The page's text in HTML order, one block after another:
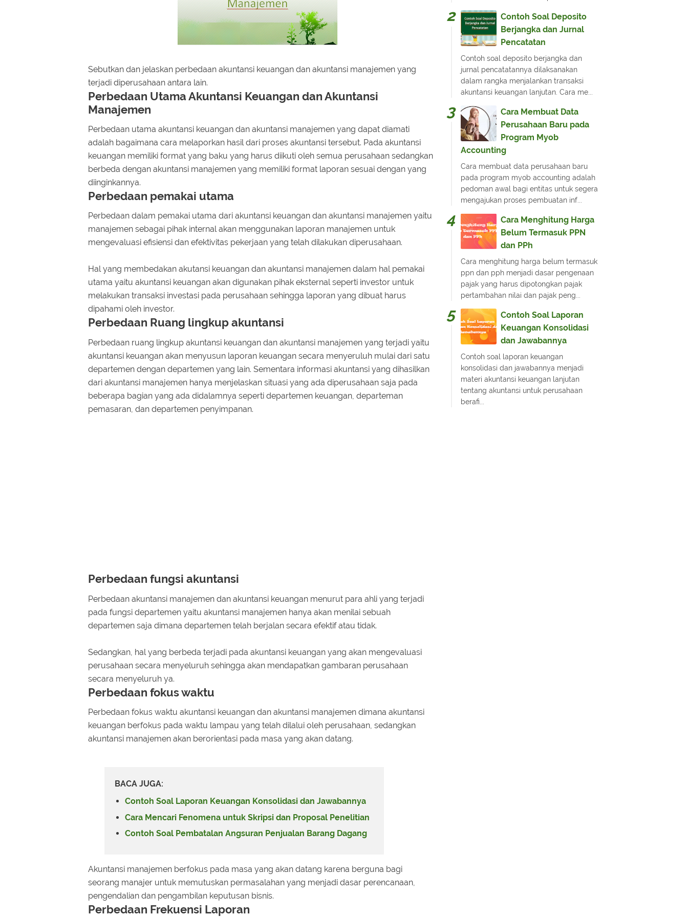
Sebutkan dan jelaskan perbedaan akuntansi keuangan dan akuntansi manajemen yang
terjadi diperusahaan antara lain.
Perbedaan Utama Akuntansi Keuangan dan Akuntansi
Manajemen
Perbedaan utama akuntansi keuangan dan akuntansi manajemen yang dapat diamati
adalah bagaimana cara melaporkan hasil dari proses akuntansi tersebut. Pada akuntansi
keuangan memiliki format yang baku yang harus diikuti oleh semua perusahaan sedangkan
berbeda dengan akuntansi manajemen yang memiliki format laporan sesuai dengan yang
diinginkannya.
Perbedaan pemakai utama
Perbedaan dalam pemakai utama dari akuntansi keuangan dan akuntansi manajemen yaitu
manajemen sebagai pihak internal akan menggunakan laporan manajemen untuk
mengevaluasi efisiensi dan efektivitas pekerjaan yang telah dilakukan diperusahaan.
Hal yang membedakan akutansi keuangan dan akuntansi manajemen dalam hal pemakai
utama yaitu akuntansi keuangan akan digunakan pihak eksternal seperti investor untuk
melakukan transaksi investasi pada perusahaan sehingga laporan yang dibuat harus
dipahami oleh investor.
Perbedaan Ruang lingkup akuntansi
Perbedaan ruang lingkup akuntansi keuangan dan akuntansi manajemen yang terjadi yaitu
akuntansi keuangan akan menyusun laporan keuangan secara menyeruluh mulai dari satu
departemen dengan departemen yang lain. Sementara informasi akuntansi yang dihasilkan
dari akuntansi manajemen hanya menjelaskan situasi yang ada diperusahaan saja pada
beberapa bagian yang ada didalamnya seperti departemen keuangan, departeman
pemasaran, dan departemen penyimpanan.
Perbedaan fungsi akuntansi
Perbedaan akuntansi manajemen dan akuntansi keuangan menurut para ahli yang terjadi
pada fungsi departemen yaitu akuntansi manajemen hanya akan menilai sebuah
departemen saja dimana departemen telah berjalan secara efektif atau tidak.
Sedangkan, hal yang berbeda terjadi pada akuntansi keuangan yang akan mengevaluasi
perusahaan secara menyeluruh sehingga akan mendapatkan gambaran perusahaan
secara menyeluruh ya.
Perbedaan fokus waktu
Perbedaan fokus waktu akuntansi keuangan dan akuntansi manajemen dimana akuntansi
keuangan berfokus pada waktu lampau yang telah dilalui oleh perusahaan, sedangkan
akuntansi manajemen akan berorientasi pada masa yang akan datang.
BACA JUGA:
Contoh Soal Laporan Keuangan Konsolidasi dan Jawabannya
Cara Mencari Fenomena untuk Skripsi dan Proposal Penelitian
Contoh Soal Pembatalan Angsuran Penjualan Barang Dagang
Akuntansi manajemen berfokus pada masa yang akan datang karena berguna bagi
seorang manajer untuk memutuskan permasalahan yang menjadi dasar perencanaan,
pengendalian dan pengambilan keputusan bisnis.
Perbedaan Frekuensi Laporan
Contoh Soal Deposito
Berjangka dan Jurnal
Pencatatan
Contoh soal deposito berjangka dan
jurnal pencatatannya dilaksanakan
dalam rangka menjalankan transaksi
akuntansi keuangan lanjutan. Cara me...
Cara Membuat Data
Perusahaan Baru pada
Program Myob
Accounting
Cara membuat data perusahaan baru
pada program myob accounting adalah
pedoman awal bagi entitas untuk segera
mengajukan proses pembuatan inf...
Cara Menghitung Harga
Belum Termasuk PPN
dan PPh
Cara menghitung harga belum termasuk
ppn dan pph menjadi dasar pengenaan
pajak yang harus dipotongkan pajak
pertambahan nilai dan pajak peng...
Contoh Soal Laporan
Keuangan Konsolidasi
dan Jawabannya
Contoh soal laporan keuangan
konsolidasi dan jawabannya menjadi
materi akuntansi keuangan lanjutan
tentang akuntansi untuk perusahaan
berafi...